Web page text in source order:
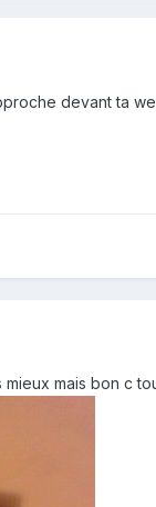
devant ta
mais bon c